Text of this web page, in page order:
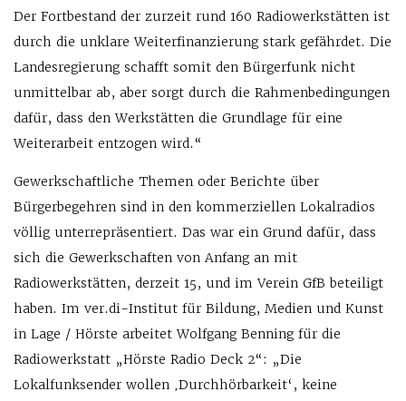
Der Fortbestand der zurzeit rund 160 Radiowerkstätten ist
durch die unklare Weiterfinanzierung stark gefährdet. Die
Landesregierung schafft somit den Bürgerfunk nicht
unmittelbar ab, aber sorgt durch die Rahmenbedingungen
dafür, dass den Werkstätten die Grundlage für eine
Weiterarbeit entzogen wird.“
Gewerkschaftliche Themen oder Berichte über
Bürgerbegehren sind in den kommerziellen Lokalradios
völlig unter­repräsentiert. Das war ein Grund dafür, dass
sich die Gewerkschaften von Anfang an mit
Radiowerkstätten, derzeit 15, und im Verein GfB beteiligt
haben. Im ver.di-Institut für Bildung, Medien und Kunst
in Lage / Hörste arbeitet Wolfgang Benning für die
Radiowerkstatt „Hörste Radio Deck 2“: „Die
Lokalfunksender wollen ‚Durchhörbarkeit‘, keine